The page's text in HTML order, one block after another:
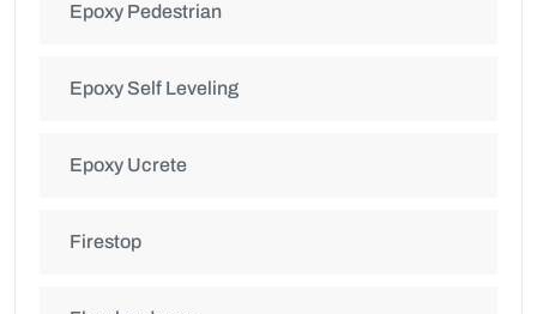
Epoxy Pedestrian
Epoxy Self Leveling
Epoxy Ucrete
Firestop